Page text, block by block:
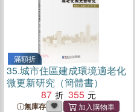
滿額折
35.城市住區建成環境適老化
微更新研究（簡體書）
87
355
無庫存